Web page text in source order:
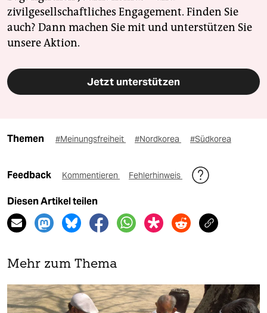
zivilgesellschaftliches Engagement. Finden Sie
auch? Dann machen Sie mit und unterstützen Sie
unsere Aktion.
Jetzt unterstützen
Themen #Meinungsfreiheit #Nordkorea #Südkorea
Feedback Kommentieren Fehlerhinweis
Diesen Artikel teilen
Mehr zum Thema